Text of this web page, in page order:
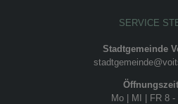
SERVICE
Stadtgemeinde
Mo | MI | FR 8 -